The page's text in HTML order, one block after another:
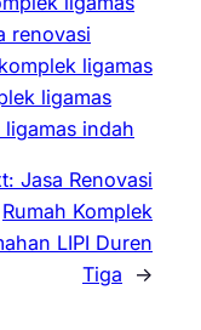
renovasi
komplek ligamas
ligamas
indah
Jasa Renovasi
Rumah Komplek
LIPI Duren
Tiga
→